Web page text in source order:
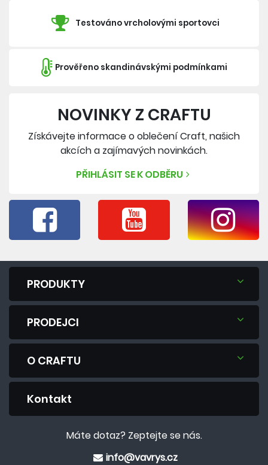
Testováno vrcholovými sportovci
Prověřeno skandinávskými podmínkami
NOVINKY Z CRAFTU
Získávejte informace o oblečení Craft, našich
akcích a zajímavých novinkách.
PŘIHLÁSIT SE K ODBĚRU
PRODUKTY
PRODEJCI
O CRAFTU
Kontakt
Máte dotaz? Zeptejte se nás.
info@vavrys.cz